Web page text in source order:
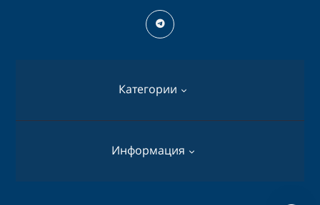
Категории
Перфораторы
Информация